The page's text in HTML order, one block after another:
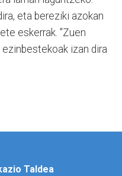
eta bereziki azokan
eskerrak. "Zuen
izan dira
Taldea